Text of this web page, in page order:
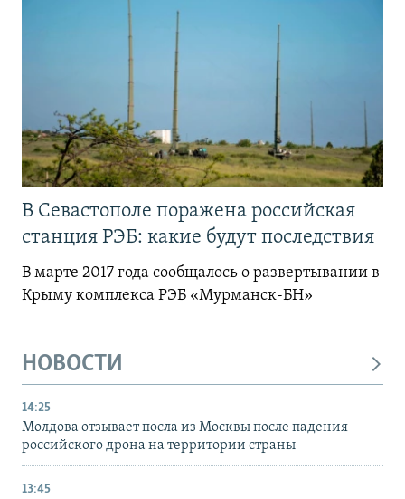
В Севастополе поражена российская
станция РЭБ: какие будут последствия
В марте 2017 года сообщалось о развертывании в
Крыму комплекса РЭБ «Мурманск-БН»
НОВОСТИ
14:25
Молдова отзывает посла из Москвы после падения
российского дрона на территории страны
13:45